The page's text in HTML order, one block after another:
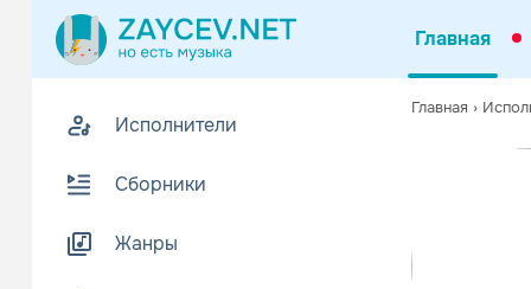
Главная
Исполнители
Сборники
Жанры
Главная ›
Amaral -
Вскоре